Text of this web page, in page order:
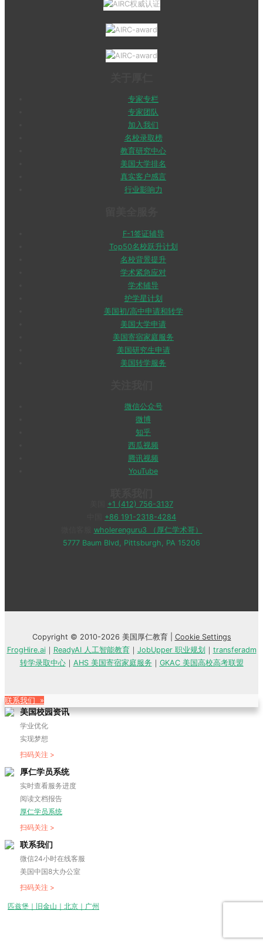
专家专栏
专家团队
加入我们
名校录取榜
教育研究中心
美国大学排名
真实客户感言
行业影响力
F-1签证辅导
Top50名校跃升计划
名校背景提升
学术紧急应对
学术辅导
护学星计划
美国初/高中申请和转学
美国大学申请
美国寄宿家庭服务
美国研究生申请
美国转学服务
微信公众号
微博
知乎
西瓜视频
腾讯视频
YouTube
+1 (412) 756-3137
+86 191-2318-4284
wholerenguru3 （厚仁学术哥）
5777 Baum Blvd, Pittsburgh, PA 15206
Copyright © 2010-2026 美国厚仁教育 | Cookie Settings
FrogHire.ai｜ ReadyAI 人工智能教育｜ JobUpper 职业规划 ｜ transferadm
转学录取中心｜ AHS 美国寄宿家庭服务 ｜ GKAC 美国高校高考联盟
联系我们 »
美国校园资讯
学业优化
实现梦想
扫码关注 >
厚仁学员系统
实时查看服务进度
阅读文档报告
厚仁学员系统
扫码关注 >
联系我们
微信24小时在线客服
美国中国8大办公室
扫码关注 >
匹兹堡｜旧金山｜北京｜广州